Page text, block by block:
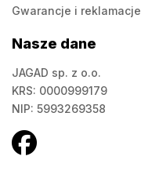
Gwarancje i reklamacje
Nasze dane
JAGAD sp. z o.o.
KRS: 0000999179
NIP: 5993269358